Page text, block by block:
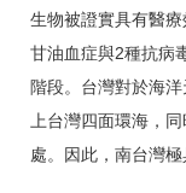
生物被證實具有醫
甘油血症與2種抗病
階段。台灣對於海
上台灣四面環海，
處。因此，南台灣